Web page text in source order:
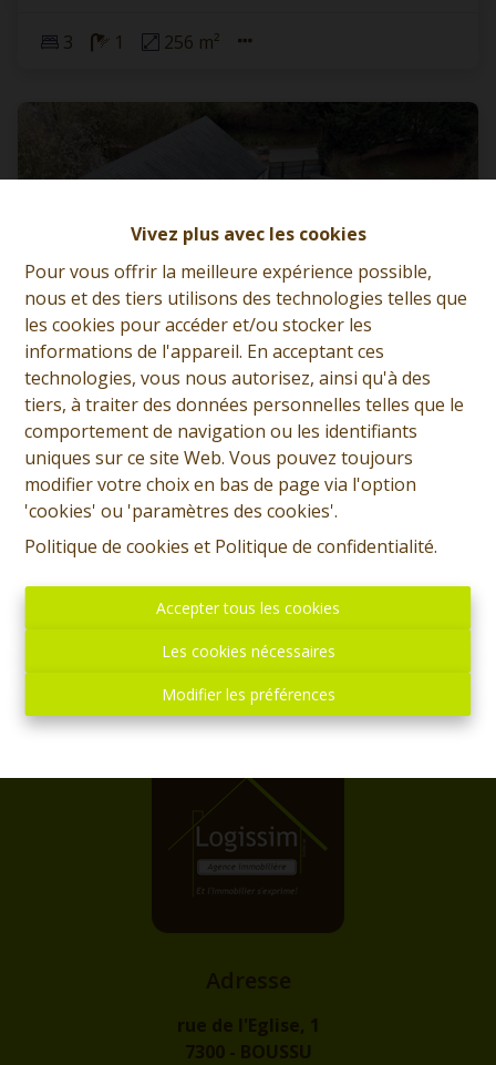
Vivez plus avec les cookies
Pour vous offrir la meilleure expérience possible,
nous et des tiers utilisons des technologies telles que
les cookies pour accéder et/ou stocker les
informations de l'appareil. En acceptant ces
technologies, vous nous autorisez, ainsi qu'à des
tiers, à traiter des données personnelles telles que le
comportement de navigation ou les identifiants
uniques sur ce site Web. Vous pouvez toujours
modifier votre choix en bas de page via l'option
'cookies' ou 'paramètres des cookies'.
Politique de cookies et Politique de confidentialité.
Accepter tous les cookies
Les cookies nécessaires
Modifier les préférences
3 1 256 m²
Maison 3 chambres + hangar de 500 m² et
terrain
7387 Roisin|Ref: 12866
€ 340.000
Adresse
rue de l'Eglise, 1
7300 - BOUSSU